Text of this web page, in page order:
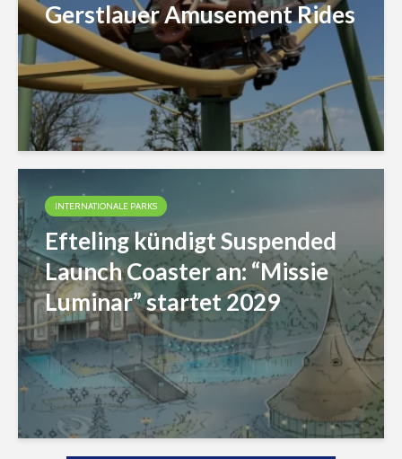
Gerstlauer Amusement Rides
INTERNATIONALE PARKS
Efteling kündigt Suspended
Launch Coaster an: “Missie
Luminar” startet 2029